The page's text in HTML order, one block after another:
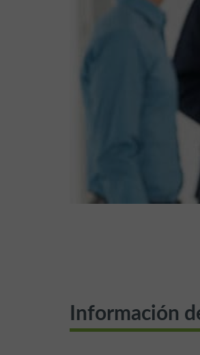
Información